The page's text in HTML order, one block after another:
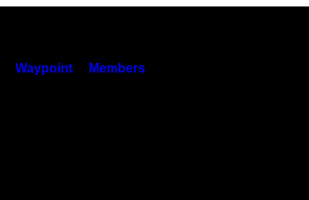
Waypoint Members